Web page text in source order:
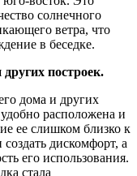
солнечного
ветра, что
в беседке.
построек.
дома и других
расположена и
ее слишком близко к
дискомфорт, а
его использования.
стала